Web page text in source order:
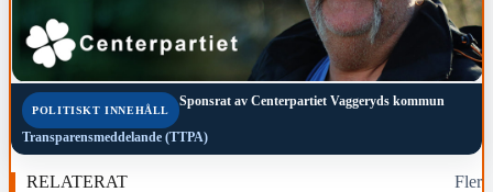
POLITISKT INNEHÅLL
Sponsrat av Centerpartiet Vaggeryds kommun
Transparensmeddelande (TTPA)
RELATERAT Fler